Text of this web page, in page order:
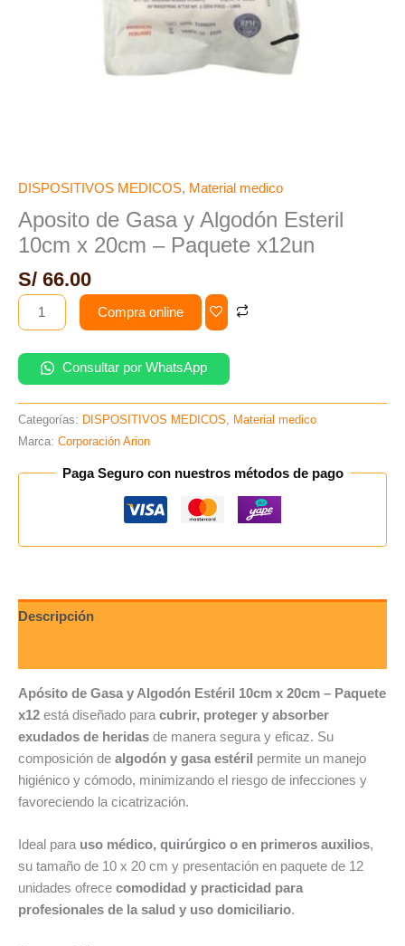
DISPOSITIVOS MEDICOS, Material medico
Aposito de Gasa y Algodón Esteril
10cm x 20cm – Paquete x12un
S/ 66.00
Compra online
Consultar por WhatsApp
Categorías: DISPOSITIVOS MEDICOS, Material medico
Marca: Corporación Arion
Paga Seguro con nuestros métodos de pago
Descripción
Apósito de Gasa y Algodón Estéril 10cm x 20cm – Paquete
x12 está diseñado para cubrir, proteger y absorber
exudados de heridas de manera segura y eficaz. Su
composición de algodón y gasa estéril
permite un manejo
higiénico y cómodo, minimizando el riesgo de infecciones y
favoreciendo la cicatrización.
Ideal para uso médico, quirúrgico o en primeros auxilios,
su tamaño de 10 x 20 cm y presentación en paquete de 12
unidades ofrece comodidad y practicidad para
profesionales de la salud y uso domiciliario.